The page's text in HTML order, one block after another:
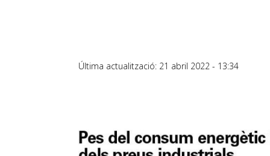
Última actualització: 21 abril 2022 - 13:34